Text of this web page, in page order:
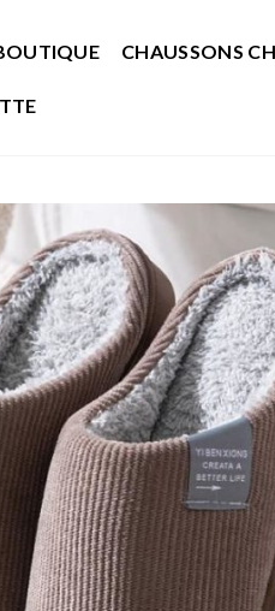
CHAUSSONS